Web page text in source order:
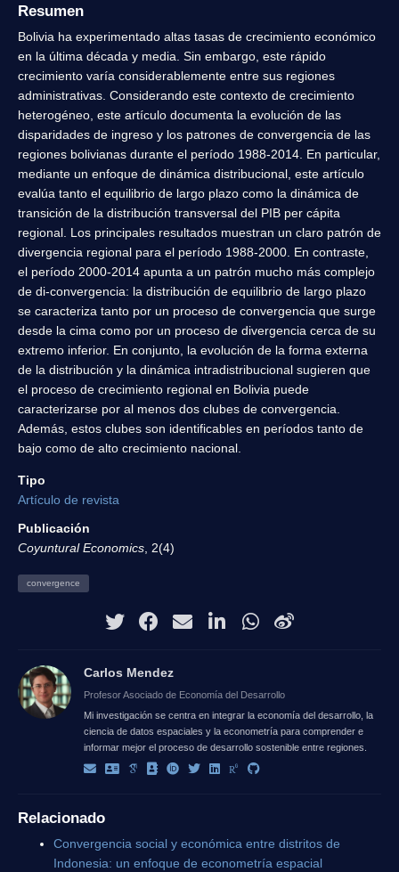
Resumen
Bolivia ha experimentado altas tasas de crecimiento económico
en la última década y media. Sin embargo, este rápido
crecimiento varía considerablemente entre sus regiones
administrativas. Considerando este contexto de crecimiento
heterogéneo, este artículo documenta la evolución de las
disparidades de ingreso y los patrones de convergencia de las
regiones bolivianas durante el período 1988-2014. En particular,
mediante un enfoque de dinámica distribucional, este artículo
evalúa tanto el equilibrio de largo plazo como la dinámica de
transición de la distribución transversal del PIB per cápita
regional. Los principales resultados muestran un claro patrón de
divergencia regional para el período 1988-2000. En contraste,
el período 2000-2014 apunta a un patrón mucho más complejo
de di-convergencia: la distribución de equilibrio de largo plazo
se caracteriza tanto por un proceso de convergencia que surge
desde la cima como por un proceso de divergencia cerca de su
extremo inferior. En conjunto, la evolución de la forma externa
de la distribución y la dinámica intradistribucional sugieren que
el proceso de crecimiento regional en Bolivia puede
caracterizarse por al menos dos clubes de convergencia.
Además, estos clubes son identificables en períodos tanto de
bajo como de alto crecimiento nacional.
Tipo
Artículo de revista
Publicación
Coyuntural Economics , 2(4)
convergence
Carlos Mendez
Profesor Asociado de Economía del Desarrollo
Mi investigación se centra en integrar la economía del desarrollo, la
ciencia de datos espaciales y la econometría para comprender e
informar mejor el proceso de desarrollo sostenible entre regiones.
Relacionado
Convergencia social y económica entre distritos de
Indonesia: un enfoque de econometría espacial